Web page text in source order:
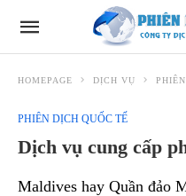
HOMEPAGE DỊCH VỤ
PHIÊN DỊCH QUỐC TẾ
Dịch vụ cung cấp
Maldives hay Quần đảo